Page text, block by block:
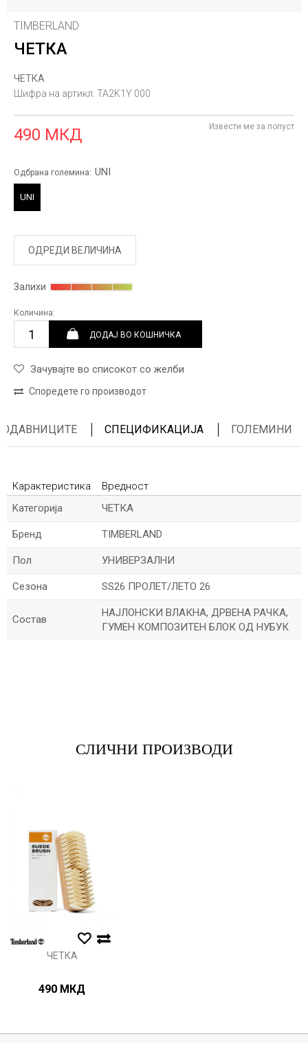
TIMBERLAND
ЧЕТКА
ЧЕТКА
Шифра на артикл: TA2K1Y 000
490 МКД Извести ме за попуст
Одбрана големина: UNI
UNI
ОДРЕДИ ВЕЛИЧИНА
Залихи
Количина:
ДОДАЈ ВО КОШНИЧКА
Зачувајте во списокот со желби
Споредете го производот
СПЕЦИФИКАЦИЈА ГОЛЕМИНИ
Карактеристика
Вредност
Kатегорија
ЧЕТКА
Бренд TIMBERLAND
Пол УНИВЕРЗАЛНИ
Сезона SS26 ПРОЛЕТ/ЛЕТО 26
Состав
НАЈЛОНСКИ ВЛАКНА, ДРВЕНА РАЧКА,
ГУМЕН КОМПОЗИТЕН БЛОК ОД НУБУК
Анти спам заштита - пресметајте колку е 9 - 4 :
СЛИЧНИ ПРОИЗВОДИ
ЧЕТКА
490 МКД